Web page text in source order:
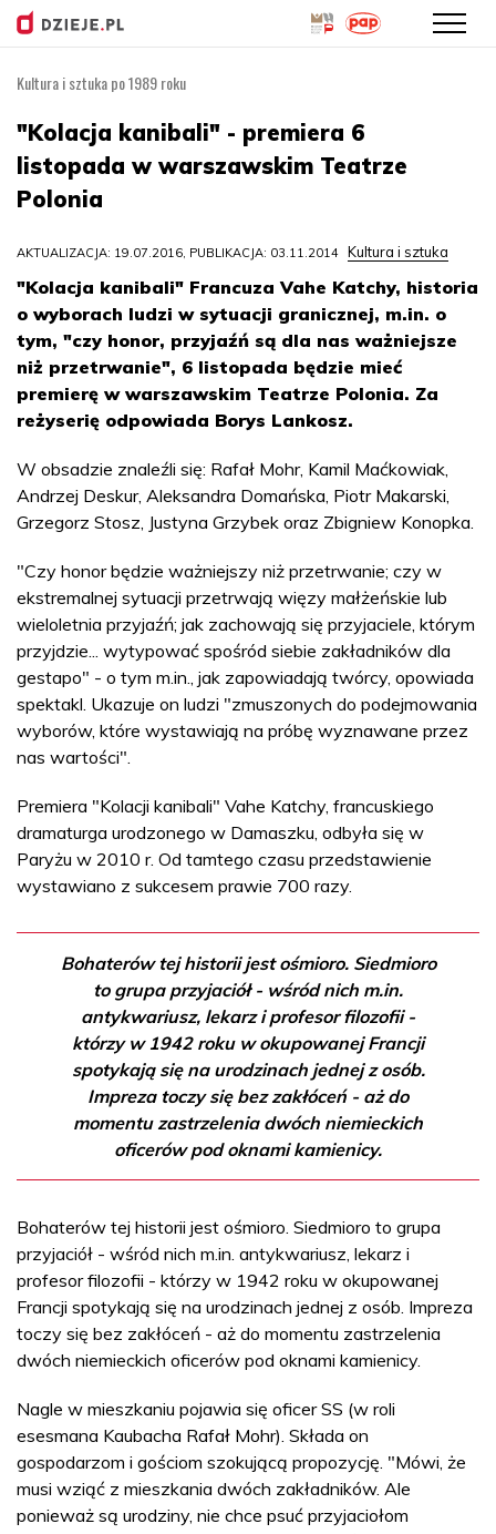
treści
Kultura i sztuka po 1989 roku
"Kolacja kanibali" - premiera 6
listopada w warszawskim Teatrze
Polonia
AKTUALIZACJA: 19.07.2016, PUBLIKACJA: 03.11.2014 Kultura i sztuka
"Kolacja kanibali" Francuza Vahe Katchy, historia
o wyborach ludzi w sytuacji granicznej, m.in. o
tym, "czy honor, przyjaźń są dla nas ważniejsze
niż przetrwanie", 6 listopada będzie mieć
premierę w warszawskim Teatrze Polonia. Za
reżyserię odpowiada Borys Lankosz.
W obsadzie znaleźli się: Rafał Mohr, Kamil Maćkowiak,
Andrzej Deskur, Aleksandra Domańska, Piotr Makarski,
Grzegorz Stosz, Justyna Grzybek oraz Zbigniew Konopka.
"Czy honor będzie ważniejszy niż przetrwanie; czy w
ekstremalnej sytuacji przetrwają więzy małżeńskie lub
wieloletnia przyjaźń; jak zachowają się przyjaciele, którym
przyjdzie... wytypować spośród siebie zakładników dla
gestapo" - o tym m.in., jak zapowiadają twórcy, opowiada
spektakl. Ukazuje on ludzi "zmuszonych do podejmowania
wyborów, które wystawiają na próbę wyznawane przez
nas wartości".
Premiera "Kolacji kanibali" Vahe Katchy, francuskiego
dramaturga urodzonego w Damaszku, odbyła się w
Paryżu w 2010 r. Od tamtego czasu przedstawienie
wystawiano z sukcesem prawie 700 razy.
Bohaterów tej historii jest ośmioro. Siedmioro
to grupa przyjaciół - wśród nich m.in.
antykwariusz, lekarz i profesor filozofii -
którzy w 1942 roku w okupowanej Francji
spotykają się na urodzinach jednej z osób.
Impreza toczy się bez zakłóceń - aż do
momentu zastrzelenia dwóch niemieckich
oficerów pod oknami kamienicy.
Bohaterów tej historii jest ośmioro. Siedmioro to grupa
przyjaciół - wśród nich m.in. antykwariusz, lekarz i
profesor filozofii - którzy w 1942 roku w okupowanej
Francji spotykają się na urodzinach jednej z osób. Impreza
toczy się bez zakłóceń - aż do momentu zastrzelenia
dwóch niemieckich oficerów pod oknami kamienicy.
Nagle w mieszkaniu pojawia się oficer SS (w roli
esesmana Kaubacha Rafał Mohr). Składa on
gospodarzom i gościom szokującą propozycję. "Mówi, że
musi wziąć z mieszkania dwóch zakładników. Ale
ponieważ są urodziny, nie chce psuć przyjaciołom